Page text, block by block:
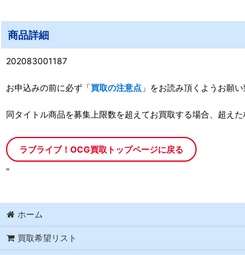
商品詳細
202083001187
お申込みの前に必ず「買取の注意点 」をお読み頂くようお願い
同タイトル商品を募集上限数を超えてお買取する場合、超え
ラブライブ！OCG買取トップページに戻る
"
ホーム
買取希望リスト